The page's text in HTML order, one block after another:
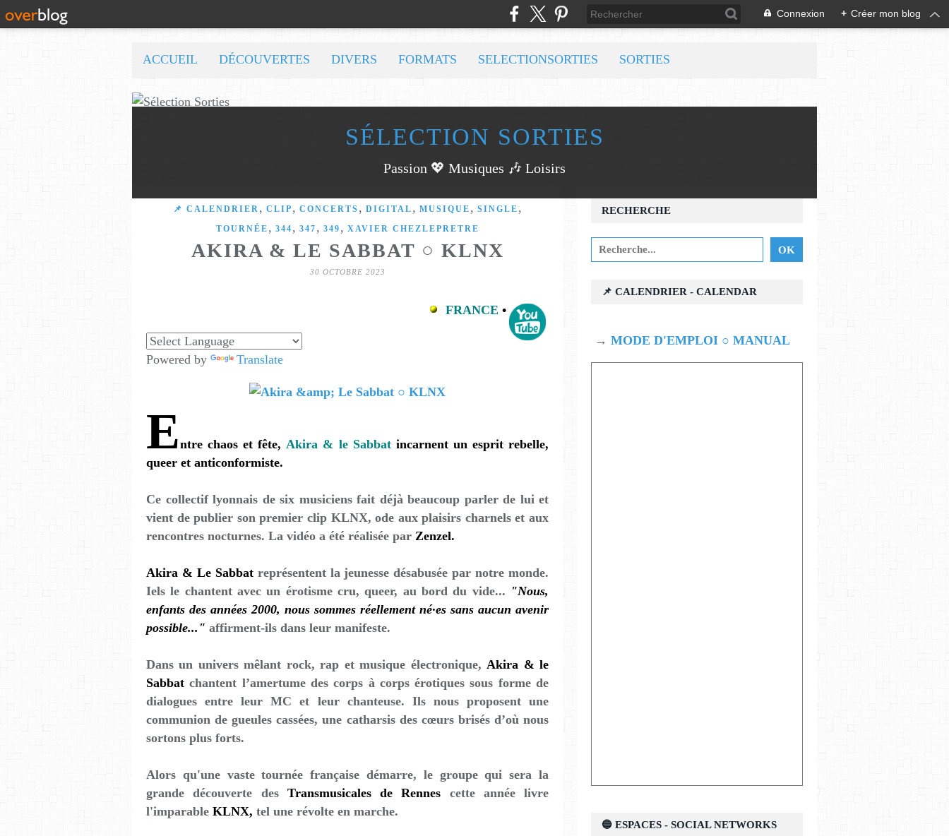
Connexion + Créer mon blog
SÉLECTION SORTIES
Passion 💖 Musiques 🎶 Loisirs
ACCUEIL DÉCOUVERTES DIVERS FORMATS SELECTIONSORTIES SORTIES
📌 CALENDRIER , CLIP , CONCERTS , DIGITAL , MUSIQUE , SINGLE ,
TOURNÉE , 344 , 347 , 349 , XAVIER CHEZLEPRETRE
AKIRA & LE SABBAT ○ KLNX
30 OCTOBRE 2023
FRANCE •
Powered by Translate
Entre chaos et fête,Akira & le Sabbatincarnent un esprit rebelle,
queer et anticonformiste.
Ce collectif lyonnais de six musiciens fait déjà beaucoup parler de lui et
vient de publier son premier clip KLNX, ode aux plaisirs charnels et aux
rencontres nocturnes. La vidéo a été réalisée par Zenzel.
Akira & Le Sabbatreprésentent la jeunesse désabusée par notre monde.
Iels le chantent avec un érotisme cru, queer, au bord du vide... "Nous,
enfants des années 2000, nous sommes réellement né·es sans aucun avenir
possible..." affirment-ils dans leur manifeste.
Dans un univers mêlant rock, rap et musique électronique,Akira & le
Sabbatchantent l’amertume des corps à corps érotiques sous forme de
dialogues entre leur MC et leur chanteuse. Ils nous proposent une
communion de gueules cassées, une catharsis des cœurs brisés d’où nous
sortons plus forts.
Alors qu'une vaste tournée française démarre, le groupe qui sera la
grande découverte des Transmusicales de Rennes cette année livre
l'imparable KLNX, tel une révolte en marche.
RECHERCHE
📌 CALENDRIER - CALENDAR
→ MODE D'EMPLOI ○ MANUAL
🔵 ESPACES - SOCIAL NETWORKS